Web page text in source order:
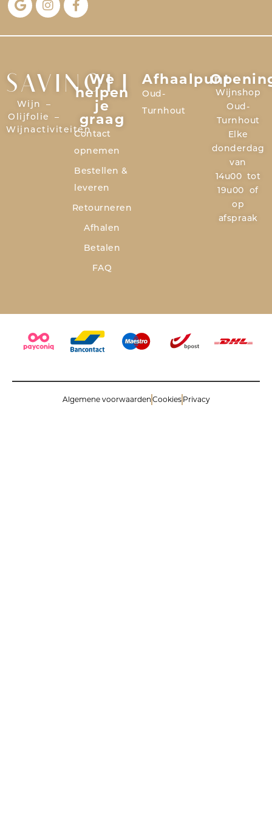
SAVINOLI
Wijn –
Olijfolie –
Wijnactiviteiten
We
helpen
je
graag
Contact
opnemen
Bestellen &
leveren
Retourneren
Afhalen
Betalen
FAQ
Afhaalpunt
Oud-
Turnhout
Wijnshop
Oud-
Turnhout
Elke
donderdag
van
14u00 tot
19u00 of
op
afspraak
Algemene voorwaarden Cookies Privacy